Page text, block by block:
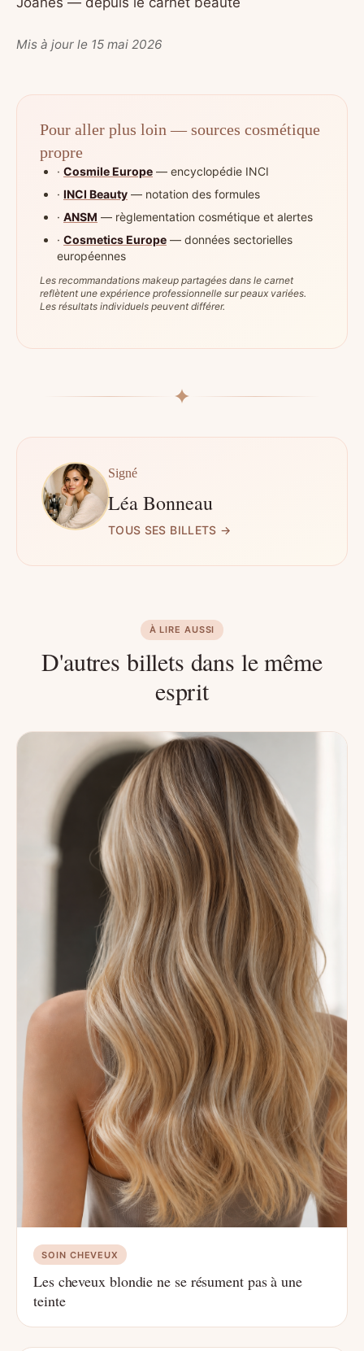
Mis à jour le 15 mai 2026
Pour aller plus loin — sources cosmétique
propre
· Cosmile Europe — encyclopédie INCI
· INCI Beauty — notation des formules
· ANSM — règlementation cosmétique et alertes
· Cosmetics Europe — données sectorielles
européennes
Les recommandations makeup partagées dans le carnet
reflètent une expérience professionnelle sur peaux variées.
Les résultats individuels peuvent différer.
Signé
Léa Bonneau
TOUS SES BILLETS →
À LIRE AUSSI
D'autres billets dans le même
esprit
SOIN CHEVEUX
Les cheveux blondie ne se résument pas à une
teinte